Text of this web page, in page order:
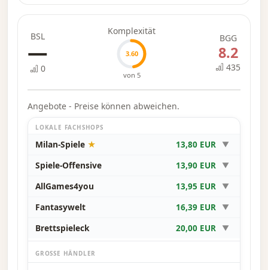
BSL
—
0
Komplexität
3.60
von 5
BGG
8.2
435
Angebote - Preise können abweichen.
LOKALE FACHSHOPS
Milan-Spiele ★ 13,80 EUR ▼
Spiele-Offensive 13,90 EUR ▼
AllGames4you 13,95 EUR ▼
Fantasywelt 16,39 EUR ▼
Brettspieleck 20,00 EUR ▼
GROSSE HÄNDLER